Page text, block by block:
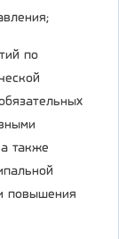
по
также
повышения